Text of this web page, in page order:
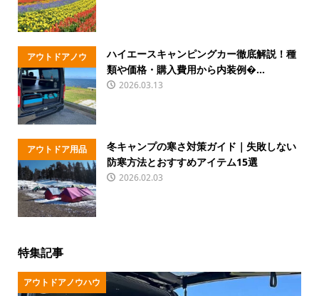
アウトドアノウ
ハウ
ハイエースキャンピングカー徹底解説！種
類や価格・購入費用から内装例�...
2026.03.13
アウトドア用品
冬キャンプの寒さ対策ガイド｜失敗しない
防寒方法とおすすめアイテム15選
2026.02.03
特集記事
アウトドアノウハウ